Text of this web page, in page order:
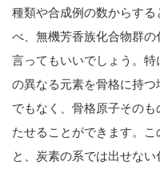
種類や合成例の数からす
べ、無機芳香族化合物群
言ってもいいでしょう。
の異なる元素を骨格に持
でもなく、骨格原子その
たせることができます。
と、炭素の系では出せな